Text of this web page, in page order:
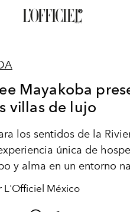
Mayakoba
villas de lujo
los sentidos de la
única de
y alma en un entorno
L'Officiel México